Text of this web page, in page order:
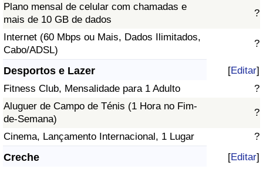
Plano mensal de celular com chamadas e
mais de 10 GB de dados
?
Internet (60 Mbps ou Mais, Dados Ilimitados,
Cabo/ADSL)
?
Desportos e Lazer [Editar]
Fitness Club, Mensalidade para 1 Adulto
?
Aluguer de Campo de Ténis (1 Hora no Fim-
de-Semana)
?
Cinema, Lançamento Internacional, 1 Lugar ?
Creche [Editar]